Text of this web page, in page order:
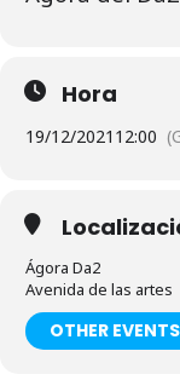
Hora
19/12/2021 12:00
Ágora Da2
Avenida de las artes
OTHER EVENTS